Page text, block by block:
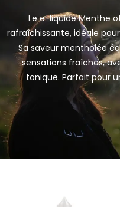
Le e-liquide Menthe
rafraîchissante, idéale
Sa saveur mentholée
sensations fraîches,
tonique. Parfait pour